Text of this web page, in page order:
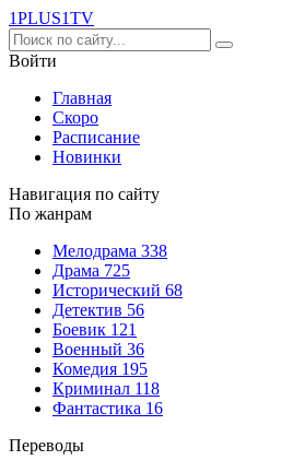
1PLUS1TV
Войти
Главная
Скоро
Расписание
Новинки
Навигация по сайту
По жанрам
Мелодрама 338
Драма 725
Исторический 68
Детектив 56
Боевик 121
Военный 36
Комедия 195
Криминал 118
Фантастика 16
Переводы